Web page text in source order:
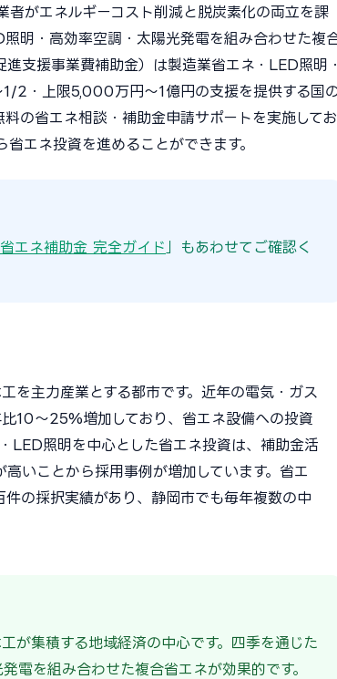
がエネルギーコスト削減と脱炭素化の両立を課
明・高効率空調・太陽光発電を組み合わせた複
支援事業費補助金）は製造業省エネ・LED照明・
2・上限5,000万円〜1億円の支援を提供する国
の省エネ相談・補助金申請サポートを実施してお
エネ投資を進めることができます。
エネ補助金 完全ガイド
」もあわせてご確認く
を主力産業とする都市です。近年の電気・ガス
10〜25%増加しており、省エネ設備への投資
LED照明を中心とした省エネ投資は、補助金活
いことから採用事例が増加しています。省エ
の採択実績があり、静岡市でも毎年複数の中
が集積する地域経済の中心です。四季を通じた
電を組み合わせた複合省エネが効果的です。